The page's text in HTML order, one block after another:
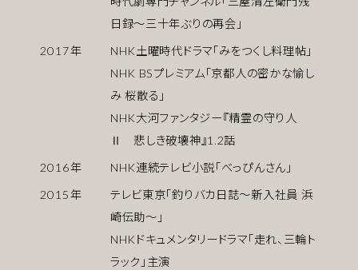
日録〜三十年ぶりの再会」
2017年
NHK土曜時代ドラマ「みをつくし料理帖」
NHK BSプレミアム「京都人の密かな愉し
み 桜散る」
NHK大河ファンタジー『精霊の守り人
Ⅱ 悲しき破壊神』1.2話
2016年
NHK連続テレビ小説「べっぴんさん」
2015年
テレビ東京「釣りバカ日誌〜新入社員 浜
崎伝助〜」
NHKドキュメンタリードラマ「走れ、三輪ト
ラック」主演